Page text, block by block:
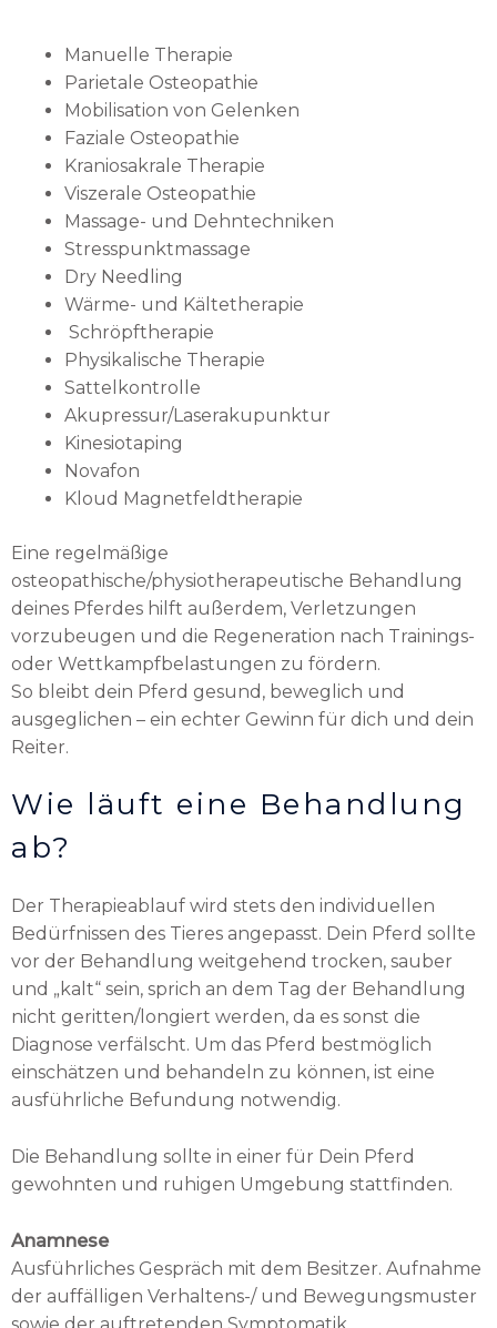
Manuelle Therapie
Parietale Osteopathie
Mobilisation von Gelenken
Faziale Osteopathie
Kraniosakrale Therapie
Viszerale Osteopathie
Massage- und Dehntechniken
Stresspunktmassage
Dry Needling
Wärme- und Kältetherapie
Schröpftherapie
Physikalische Therapie
Sattelkontrolle
Akupressur/Laserakupunktur
Kinesiotaping
Novafon
Kloud Magnetfeldtherapie
Eine regelmäßige
osteopathische/physiotherapeutische Behandlung
deines Pferdes hilft außerdem, Verletzungen
vorzubeugen und die Regeneration nach Trainings-
oder Wettkampfbelastungen zu fördern.
So bleibt dein Pferd gesund, beweglich und
ausgeglichen – ein echter Gewinn für dich und dein
Reiter.
Wie läuft eine Behandlung
ab?
Der Therapieablauf wird stets den individuellen
Bedürfnissen des Tieres angepasst. Dein Pferd sollte
vor der Behandlung weitgehend trocken, sauber
und „kalt“ sein, sprich an dem Tag der Behandlung
nicht geritten/longiert werden, da es sonst die
Diagnose verfälscht. Um das Pferd bestmöglich
einschätzen und behandeln zu können, ist eine
ausführliche Befundung notwendig.
Die Behandlung sollte in einer für Dein Pferd
gewohnten und ruhigen Umgebung stattfinden.
Anamnese
Ausführliches Gespräch mit dem Besitzer. Aufnahme
der auffälligen Verhaltens-/ und Bewegungsmuster
sowie der auftretenden Symptomatik.